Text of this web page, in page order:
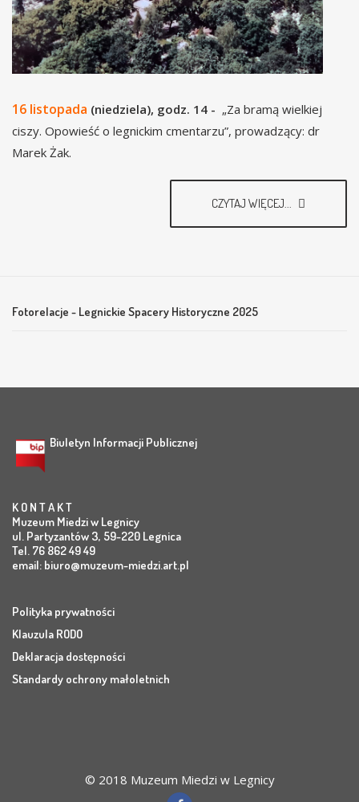
16 listopada (niedziela), godz. 14 - „Za bramą wielkiej
ciszy. Opowieść o legnickim cmentarzu”, prowadzący: dr
Marek Żak.
CZYTAJ WIĘCEJ...
Fotorelacje - Legnickie Spacery Historyczne 2025
Biuletyn Informacji Publicznej
K O N T A K T
Muzeum Miedzi w Legnicy
ul. Partyzantów 3, 59-220 Legnica
Tel. 76 862 49 49
email: biuro@muzeum-miedzi.art.pl
Polityka prywatności
Klauzula RODO
Deklaracja dostępności
Standardy ochrony małoletnich
© 2018 Muzeum Miedzi w Legnicy